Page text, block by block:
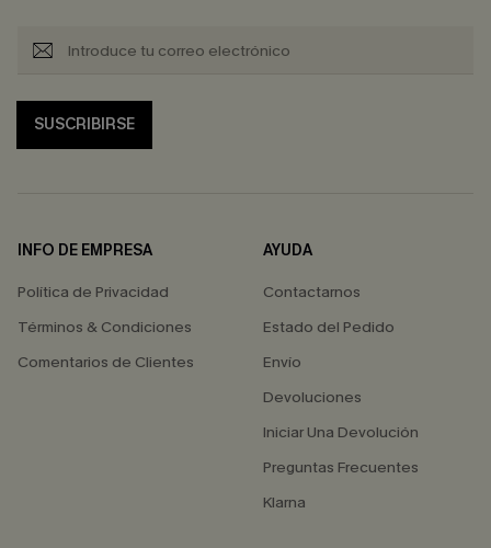
SUSCRIBIRSE
INFO DE EMPRESA
Política de Privacidad
Términos & Condiciones
Comentarios de Clientes
AYUDA
Contactarnos
Estado del Pedido
Envío
Devoluciones
Iniciar Una Devolución
Preguntas Frecuentes
Klarna